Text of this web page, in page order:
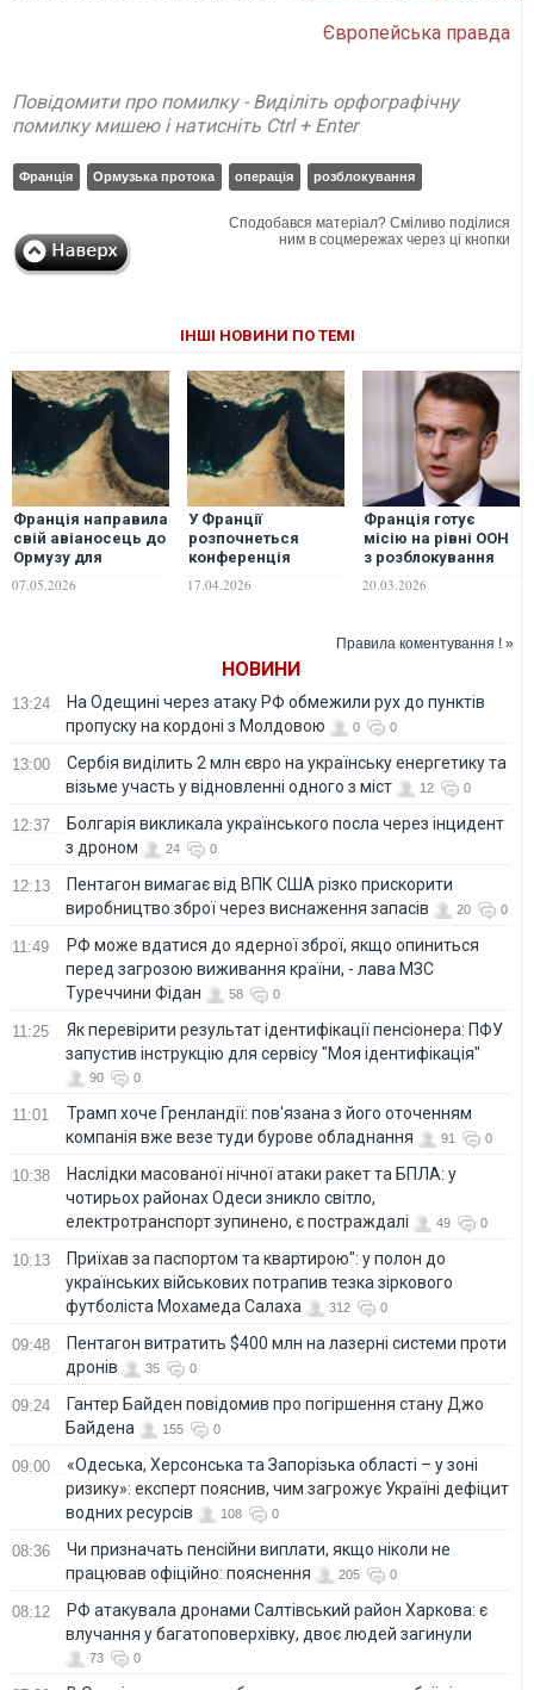
Європейська правда
Повідомити про помилку - Виділіть орфографічну
помилку мишею і натисніть Ctrl + Enter
Франція Ормузька протока операція розблокування
Сподобався матеріал? Сміливо поділися
ним в соцмережах через ці кнопки
ІНШІ НОВИНИ ПО ТЕМІ
Франція направила
свій авіаносець до
Ормузу для
розблокування
протоки
07.05.2026
У Франції
розпочнеться
конференція
близько 30 країн
щодо
17.04.2026
Франція готує
місію на рівні ООН
з розблокування
Ормузької протоки,
- Макрон
20.03.2026
Правила коментування ! »
НОВИНИ
13:24
На Одещині через атаку РФ обмежили рух до пунктів
пропуску на кордоні з Молдовою
0 0
13:00
Сербія виділить 2 млн євро на українську енергетику та
візьме участь у відновленні одного з міст
12 0
12:37
Болгарія викликала українського посла через інцидент
з дроном
24 0
12:13
Пентагон вимагає від ВПК США різко прискорити
виробництво зброї через виснаження запасів
20 0
11:49
РФ може вдатися до ядерної зброї, якщо опиниться
перед загрозою виживання країни, - лава МЗС
Туреччини Фідан
58 0
11:25
Як перевірити результат ідентифікації пенсіонера: ПФУ
запустив інструкцію для сервісу "Моя ідентифікація"
90 0
11:01
Трамп хоче Гренландії: пов'язана з його оточенням
компанія вже везе туди бурове обладнання
91 0
10:38
Наслідки масованої нічної атаки ракет та БПЛА: у
чотирьох районах Одеси зникло світло,
електротранспорт зупинено, є постраждалі
49 0
10:13
Приїхав за паспортом та квартирою": у полон до
українських військових потрапив тезка зіркового
футболіста Мохамеда Салаха
312 0
09:48
Пентагон витратить $400 млн на лазерні системи проти
дронів
35 0
09:24
Гантер Байден повідомив про погіршення стану Джо
Байдена
155 0
09:00
«Одеська, Херсонська та Запорізька області – у зоні
ризику»: експерт пояснив, чим загрожує Україні дефіцит
водних ресурсів
108 0
08:36
Чи призначать пенсійни виплати, якщо ніколи не
працював офіційно: пояснення
205 0
08:12
РФ атакувала дронами Салтівський район Харкова: є
влучання у багатоповерхівку, двоє людей загинули
73 0